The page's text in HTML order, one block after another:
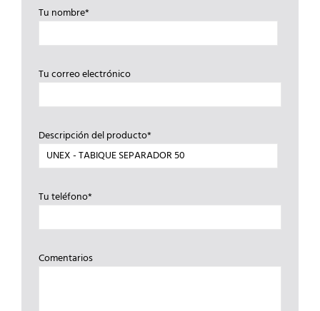
Tu nombre*
Tu correo electrónico
Descripción del producto*
Tu teléfono*
Comentarios